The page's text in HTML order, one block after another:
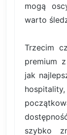
mogą
warto
Trzecim
premium
jak
szybko